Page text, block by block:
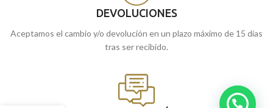
DEVOLUCIONES
Aceptamos el cambio y/o devolución en un plazo máximo de 15 días
tras ser recibido.